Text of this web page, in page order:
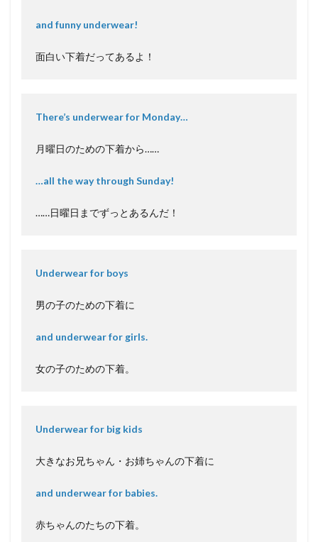
and funny underwear!
面白い下着だってあるよ！
There’s underwear for Monday…
月曜日のための下着から……
…all the way through Sunday!
……日曜日までずっとあるんだ！
Underwear for boys
男の子のための下着に
and underwear for girls.
女の子のための下着。
Underwear for big kids
大きなお兄ちゃん・お姉ちゃんの下着に
and underwear for babies.
赤ちゃんのたちの下着。